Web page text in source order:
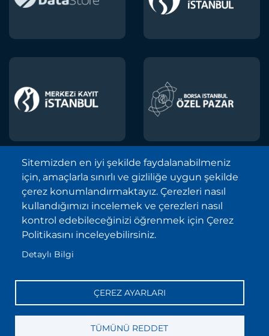
Borsa İstanbul A.Ş. © 2013-2025
Tüm Hakları Saklıdır.
Telif Hakkı ve Çekince İhbarı Bildirimi
Site Haritası
Kişisel Verilerin Korunması (KVKK)
Sıkça Sorulan Sorular
İletişim
Bilgi Toplumu Hizmetleri
Sitemizden en iyi şekilde faydalanabilmeniz
için, amaçlarla sınırlı ve gizliliğe uygun şekilde
çerez konumlandırmaktayız. Çerezleri nasıl
kullandığımızı incelemek ve çerezleri nasıl
kontrol edebileceğinizi öğrenmek için Çerez
Politikasını inceleyebilirsiniz.
Detaylı Bilgi
ÇEREZ AYARLARI
TÜMÜNÜ REDDET